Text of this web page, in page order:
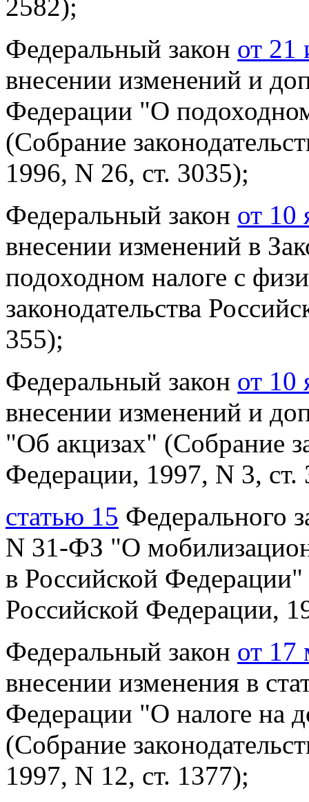
2582);
Федеральный закон от 21
внесении изменений и
Федерации "О
(Собрание
1996, N 26, ст. 3035);
Федеральный закон от 10
внесении изменений в
подоходном налоге с
законодательства
355);
Федеральный закон от 10
внесении изменений и
"Об акцизах" (Собрание
Федерации, 1997, N 3, ст.
статью 15 Федерального
N 31-ФЗ "О
в Российской Федерации"
Российской Федерации,
Федеральный закон от 17
внесении изменения в
Федерации "О налоге на
(Собрание
1997, N 12, ст. 1377);